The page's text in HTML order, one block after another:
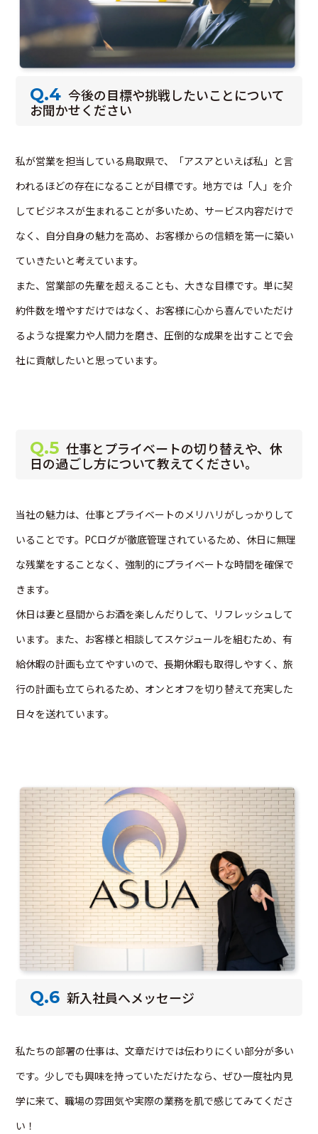
Q.4 今後の目標や挑戦したいことについて
お聞かせください
私が営業を担当している鳥取県で、「アスアといえば私」と言
われるほどの存在になることが目標です。地方では「人」を介
してビジネスが生まれることが多いため、サービス内容だけで
なく、自分自身の魅力を高め、お客様からの信頼を第一に築い
ていきたいと考えています。
また、営業部の先輩を超えることも、大きな目標です。単に契
約件数を増やすだけではなく、お客様に心から喜んでいただけ
るような提案力や人間力を磨き、圧倒的な成果を出すことで会
社に貢献したいと思っています。
Q.5 仕事とプライベートの切り替えや、休
日の過ごし方について教えてください。
当社の魅力は、仕事とプライベートのメリハリがしっかりして
いることです。PCログが徹底管理されているため、休日に無理
な残業をすることなく、強制的にプライベートな時間を確保で
きます。
休日は妻と昼間からお酒を楽しんだりして、リフレッシュして
います。また、お客様と相談してスケジュールを組むため、有
給休暇の計画も立てやすいので、長期休暇も取得しやすく、旅
行の計画も立てられるため、オンとオフを切り替えて充実した
日々を送れています。
Q.6 新入社員へメッセージ
私たちの部署の仕事は、文章だけでは伝わりにくい部分が多い
です。少しでも興味を持っていただけたなら、ぜひ一度社内見
学に来て、職場の雰囲気や実際の業務を肌で感じてみてくださ
い！